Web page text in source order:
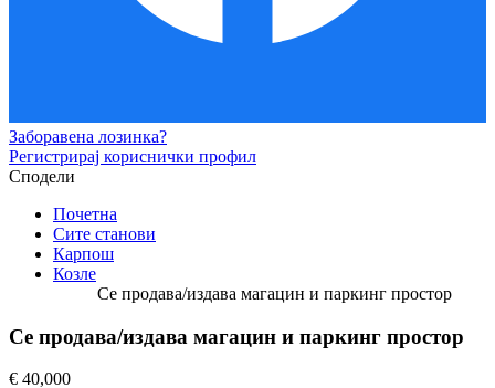
Заборавена лозинка?
Регистрирај кориснички профил
Сподели
Почетна
Сите станови
Карпош
Козле
Се продава/издава магацин и пaркинг простор
Се продава/издава магацин и пaркинг простор
€ 40,000